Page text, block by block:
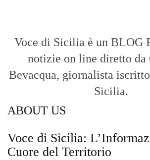
Voce di Sicilia è un BLOG
notizie on line diretto da
Bevacqua, giornalista
Sicilia.
ABOUT US
Voce di Sicilia:
Cuore del Territorio